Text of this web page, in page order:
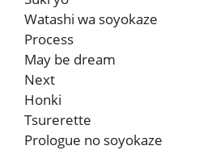
Watashi wa soyokaze
Process
May be dream
Next
Honki
Tsurerette
Prologue no soyokaze